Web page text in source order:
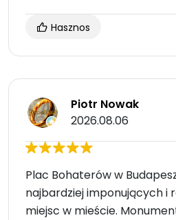
Hasznos
Piotr Nowak
2026.08.06
Plac Bohaterów w
najbardziej imponujących i
miejsc w mieście.